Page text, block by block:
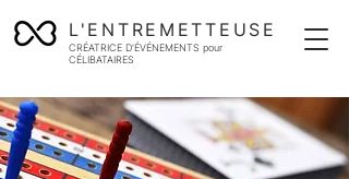
L'ENTREMETTEUSE
CRÉATRICE D'ÉVÉNEMENTS pour
CÉLIBATAIRES